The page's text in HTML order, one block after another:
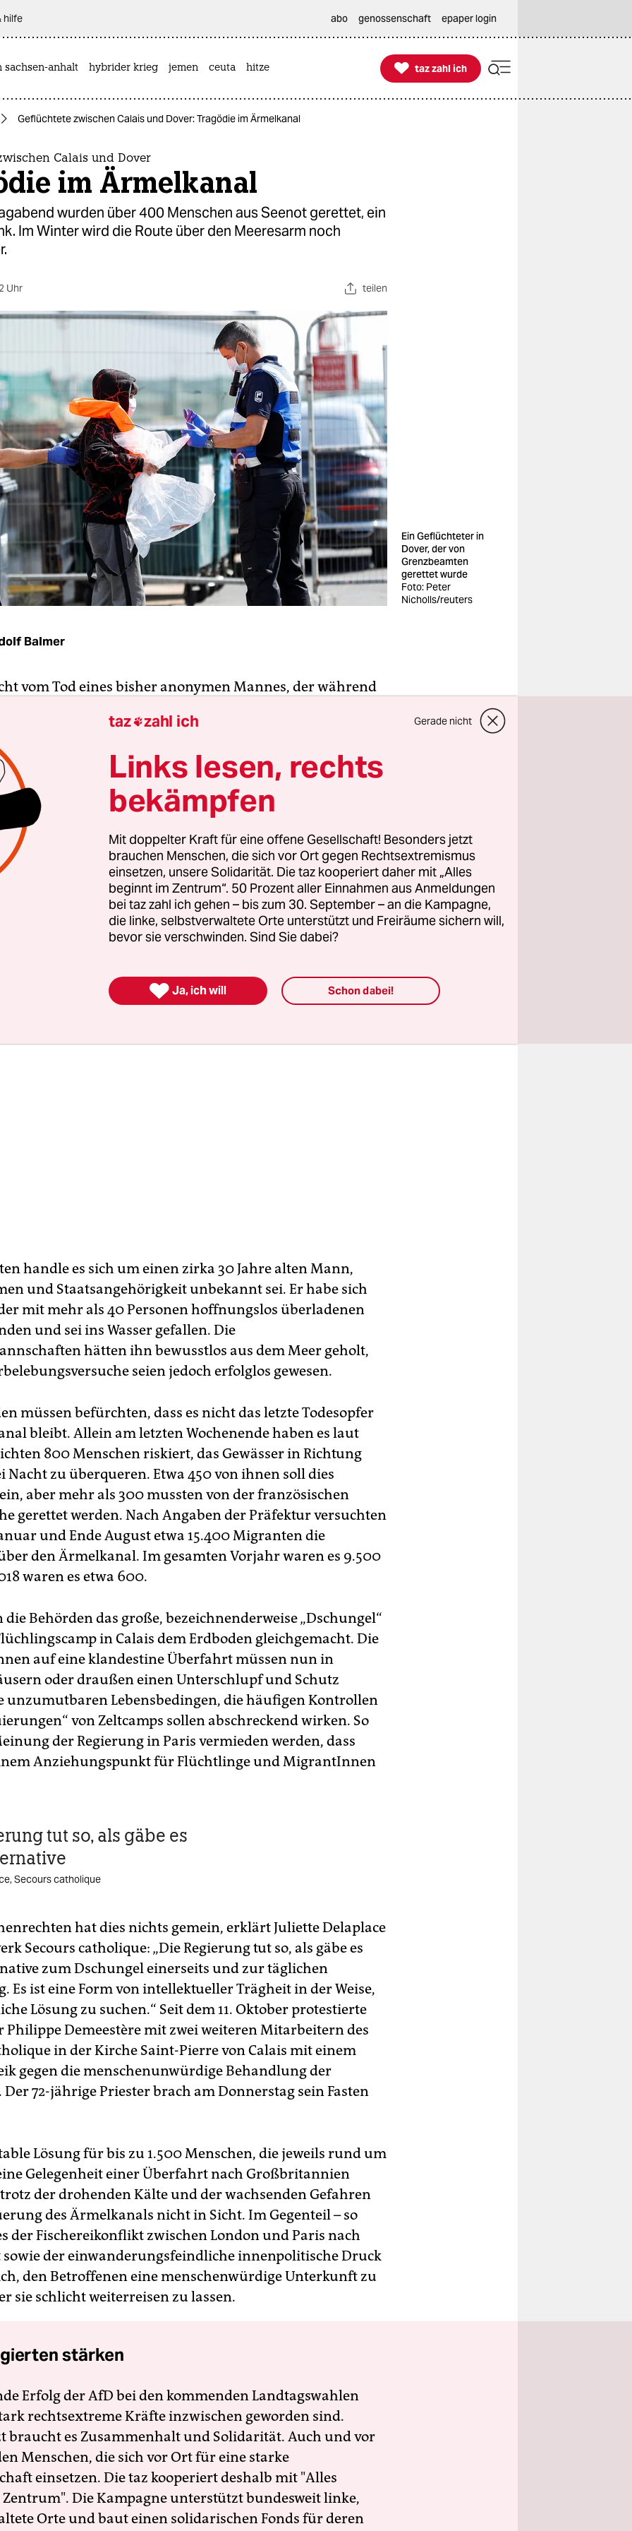
hilfe abo genossenschaft epaper login
sachsen-anhalt hybrider krieg jemen ceuta hitze 
taz zahl ich
taz zahl ich
Geflüchtete zwischen Calais und Dover: Tragödie im Ärmelkanal
Calais und Dover
im Ärmelkanal
wurden über 400 Menschen aus Seenot gerettet, ein
Im Winter wird die Route über den Meeresarm noch
Uhr teilen
Ein Geflüchteter in
Dover, der von
Grenzbeamten
gerettet wurde
Foto: Peter
Nicholls/reuters
Balmer
vom Tod eines bisher anonymen Mannes, der während
ums Leben kam, drohte in den vermischten
unterzugehen. Zu oft wiederholen sich diese
wenn Geflüchtete aus Afghanistan, Somalia und anderen
Krisenherden entweder als blinde Passagiere auf einem
Fähre oder durch den Tunnel oder auf
Booten versuchen,
über den Ärmelkanal die
zu erreichen .
teilte die Polizeipräfektur von Dunkerque mit, dass die
Küstenwache in der Nacht auf Mittwoch mehrere in
Boote mit insgesamt 400 Menschen an Bord retten
werde noch vermisst.
handle es sich um einen zirka 30 Jahre alten Mann,
und Staatsangehörigkeit unbekannt sei. Er habe sich
mit mehr als 40 Personen hoffnungslos überladenen
und sei ins Wasser gefallen. Die
hätten ihn bewusstlos aus dem Meer geholt,
seien jedoch erfolglos gewesen.
müssen befürchten, dass es nicht das letzte Todesopfer
bleibt. Allein am letzten Wochenende haben es laut
800 Menschen riskiert, das Gewässer in Richtung
Nacht zu überqueren. Etwa 450 von ihnen soll dies
aber mehr als 300 mussten von der französischen
gerettet werden. Nach Angaben der Präfektur versuchten
und Ende August etwa 15.400 Migranten die
den Ärmelkanal. Im gesamten Vorjahr waren es 9.500
waren es etwa 600.
die Behörden das große, bezeichnenderweise „Dschungel“
in Calais dem Erdboden gleichgemacht. Die
auf eine klandestine Überfahrt müssen nun in
oder draußen einen Unterschlupf und Schutz
unzumutbaren Lebensbedingen, die häufigen Kontrollen
von Zeltcamps sollen abschreckend wirken. So
der Regierung in Paris vermieden werden, dass
Anziehungspunkt für Flüchtlinge und MigrantInnen
tut so, als gäbe es
Secours catholique
hat dies nichts gemein, erklärt Juliette Delaplace
Secours catholique: „Die Regierung tut so, als gäbe es
zum Dschungel einerseits und zur täglichen
Es ist eine Form von intellektueller Trägheit in der Weise,
Lösung zu suchen.“ Seit dem 11. Oktober protestierte
Philippe Demeestère mit zwei weiteren Mitarbeitern des
in der Kirche Saint-Pierre von Calais mit einem
gegen die menschenunwürdige Behandlung der
72-jährige Priester brach am Donnerstag sein Fasten
Lösung für bis zu 1.500 Menschen, die jeweils rund um
Gelegenheit einer Überfahrt nach Großbritannien
der drohenden Kälte und der wachsenden Gefahren
des Ärmelkanals nicht in Sicht. Im Gegenteil – so
der Fischereikonflikt zwischen London und Paris nach
der einwanderungsfeindliche innenpolitische Druck
den Betroffenen eine menschenwürdige Unterkunft zu
sie schlicht weiterreisen zu lassen.
stärken
Erfolg der AfD bei den kommenden Landtagswahlen
rechtsextreme Kräfte inzwischen geworden sind.
braucht es Zusammenhalt und Solidarität. Auch und vor
Menschen, die sich vor Ort für eine starke
einsetzen. Die taz kooperiert deshalb mit "Alles
Die Kampagne unterstützt bundesweit linke,
Orte und baut einen solidarischen Fonds für deren
taz zahl ich Gerade nicht
Links lesen, rechts
bekämpfen
Mit doppelter Kraft für eine offene Gesellschaft! Besonders jetzt
brauchen Menschen, die sich vor Ort gegen Rechtsextremismus
einsetzen, unsere Solidarität. Die taz kooperiert daher mit „Alles
beginnt im Zentrum“. 50 Prozent aller Einnahmen aus Anmeldungen
bei taz zahl ich gehen – bis zum 30. September – an die Kampagne,
die linke, selbstverwaltete Orte unterstützt und Freiräume sichern will,
bevor sie verschwinden. Sind Sie dabei?
 Ja, ich will Schon dabei!